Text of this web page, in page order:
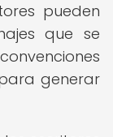
pueden
que se
generar